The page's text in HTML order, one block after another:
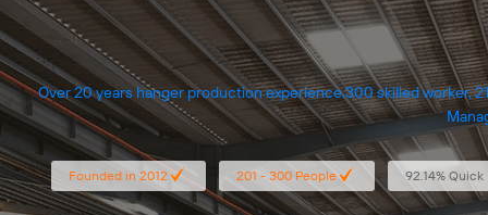
Over 20 years hanger production experience.300 skilled worker, 21000 sqare meter production area.Monthly capacity:5 million. 1 year quality guarantee. the member of BSCI and FSC.
Founded in 2012 201 - 300 People 92.14%